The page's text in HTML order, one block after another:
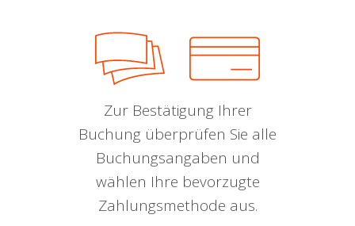
Zur Bestätigung Ihrer
Buchung überprüfen Sie alle
Buchungsangaben und
wählen Ihre bevorzugte
Zahlungsmethode aus.